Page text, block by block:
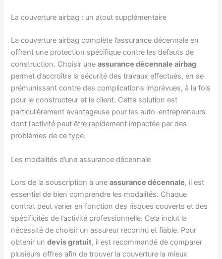
La couverture airbag : un atout supplémentaire
La couverture airbag complète l’assurance décennale en
offrant une protection spécifique contre les défauts de
construction. Choisir uneassurance décennale airbag
permet d’accroître la sécurité des travaux effectués, en se
prémunissant contre des complications imprévues, à la fois
pour le constructeur et le client. Cette solution est
particulièrement avantageuse pour les auto-entrepreneurs
dont l’activité peut être rapidement impactée par des
problèmes de ce type.
Les modalités d’une assurance décennale
Lors de la souscription à uneassurance décennale, il est
essentiel de bien comprendre les modalités. Chaque
contrat peut varier en fonction des risques couverts et des
spécificités de l’activité professionnelle. Cela inclut la
nécessité de choisir un assureur reconnu et fiable. Pour
obtenir undevis gratuit, il est recommandé de comparer
plusieurs offres afin de trouver la couverture la mieux